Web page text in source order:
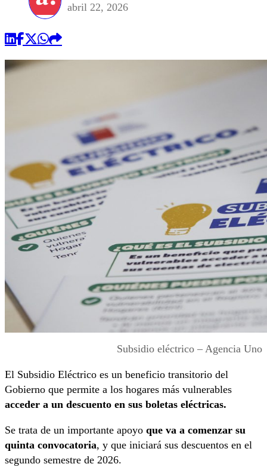
abril 22, 2026
Subsidio eléctrico – Agencia Uno
El Subsidio Eléctrico es un beneficio transitorio del
Gobierno que permite a los hogares más vulnerables
acceder a un descuento en sus boletas eléctricas.
Se trata de un importante apoyo que va a comenzar su
quinta convocatoria, y que iniciará sus descuentos en el
segundo semestre de 2026.